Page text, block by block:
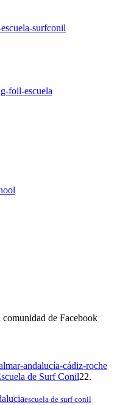
comunidad de Facebook
de Surf Conil22.
escuela de surf conil